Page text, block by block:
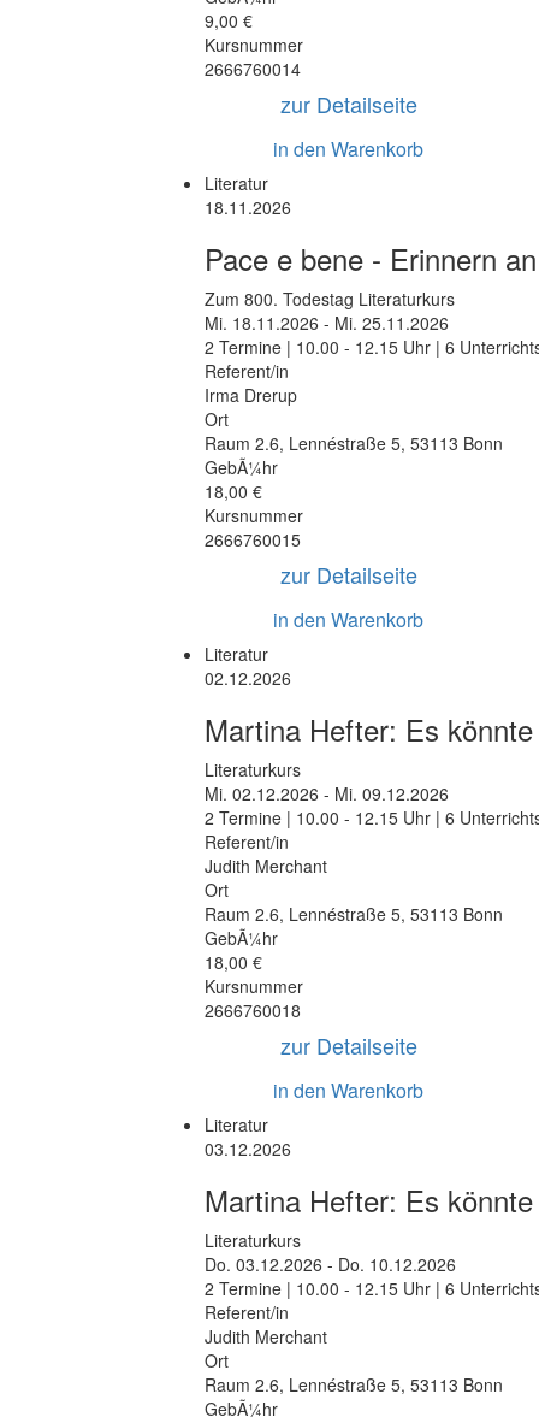
9,00 €
Kursnummer
2666760014
zur Detailseite
in den Warenkorb
Literatur
18.11.2026
Pace e bene - Erinnern
Zum 800. Todestag Literaturkurs
Mi. 18.11.2026 - Mi. 25.11.2026
2 Termine | 10.00 - 12.15 Uhr | 6
Referent/in
Irma Drerup
Ort
Raum 2.6, Lennéstraße 5, 53113 Bonn
GebÃ¼hr
18,00 €
Kursnummer
2666760015
zur Detailseite
in den Warenkorb
Literatur
02.12.2026
Martina Hefter: Es
Literaturkurs
Mi. 02.12.2026 - Mi. 09.12.2026
2 Termine | 10.00 - 12.15 Uhr | 6
Referent/in
Judith Merchant
Ort
Raum 2.6, Lennéstraße 5, 53113 Bonn
GebÃ¼hr
18,00 €
Kursnummer
2666760018
zur Detailseite
in den Warenkorb
Literatur
03.12.2026
Martina Hefter: Es
Literaturkurs
Do. 03.12.2026 - Do. 10.12.2026
2 Termine | 10.00 - 12.15 Uhr | 6
Referent/in
Judith Merchant
Ort
Raum 2.6, Lennéstraße 5, 53113 Bonn
GebÃ¼hr